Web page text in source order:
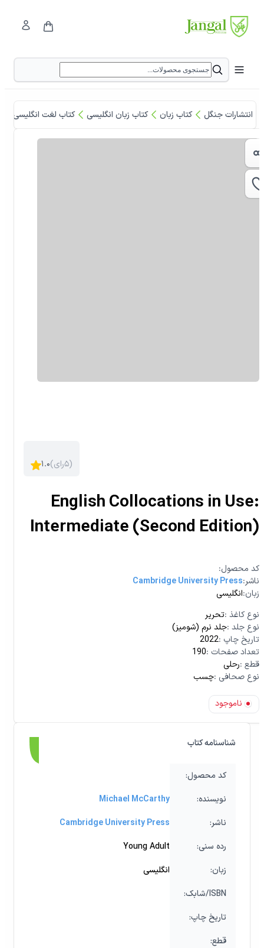
انتشارات جنگل کتاب زبان کتاب زبان انگلیسی کتاب لغت انگلیسی
English Collocations in Use:
Intermediate (Second Edition)
۱.۰( ۵رای )
:کد محصول
:ناشر Cambridge University Press
:زبان انگلیسی
: نوع کاغذ تحریر
: نوع جلد جلد نرم (شومیز)
: تاریخ چاپ 2022
: تعداد صفحات 190
: قطع رحلی
: نوع صحافی چسب
ناموجود
شناسنامه کتاب
:کد محصول
:نویسنده
Michael McCarthy
:ناشر
Cambridge University Press
:رده‌ سنی
Young Adult
:زبان
انگلیسی
:شابک/ISBN
:تاریخ چاپ
:قطع